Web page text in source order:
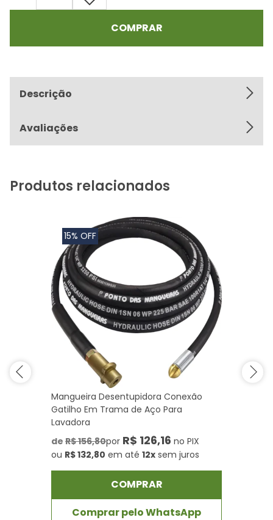
COMPRAR
Descrição
Avaliações
Produtos relacionados
15% OFF
Mangueira Desentupidora Conexão
Gatilho Em Trama de Aço Para
Lavadora
de R$ 156,80por R$ 126,16 no PIX
ou R$ 132,80 em até 12x sem juros
COMPRAR
Comprar pelo WhatsApp